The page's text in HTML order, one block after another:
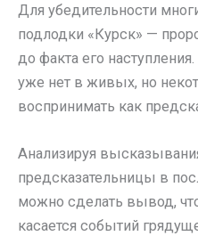
Для убедительности
подлодки «Курск» —
до факта его
уже нет в живых, но
воспринимать как
Анализируя
предсказательницы в
можно сделать вывод,
касается событий